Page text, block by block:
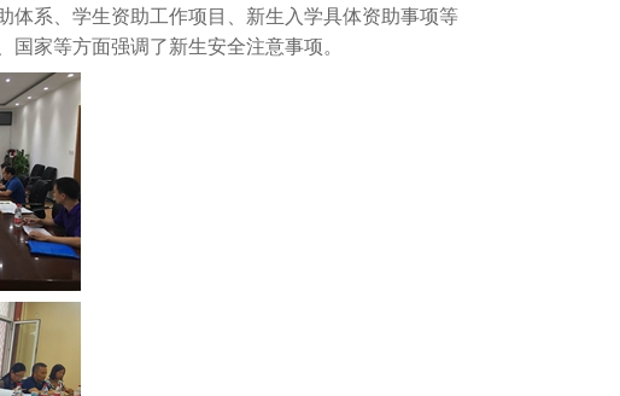
体系、学生资助工作项目、新生入学具体资助事项等
家等方面强调了新生安全注意事项。